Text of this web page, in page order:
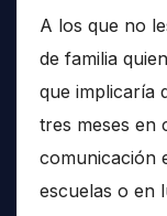
A los que no
de familia
que implicaría
tres meses en
comunicación
escuelas o en